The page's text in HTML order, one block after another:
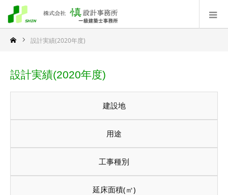
設計実績(2020年度)
設計実績(2020年度)
建設地
用途
工事種別
延床面積(㎡)